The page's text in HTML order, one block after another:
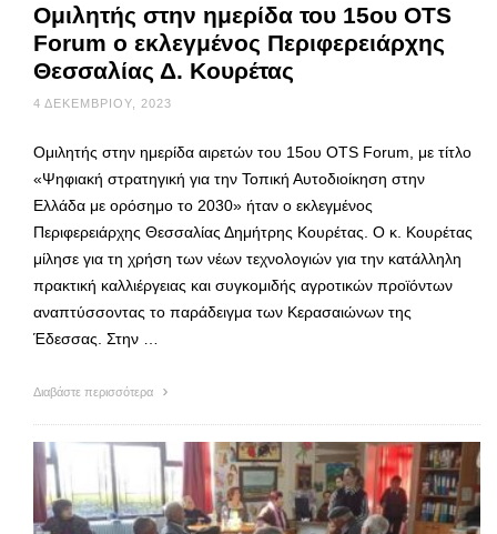
Ομιλητής στην ημερίδα του 15ου OTS
Forum ο εκλεγμένος Περιφερειάρχης
Θεσσαλίας Δ. Κουρέτας
4 ΔΕΚΕΜΒΡΊΟΥ, 2023
Ομιλητής στην ημερίδα αιρετών του 15ου OTS Forum, με τίτλο
«Ψηφιακή στρατηγική για την Τοπική Αυτοδιοίκηση στην
Ελλάδα με ορόσημο το 2030» ήταν ο εκλεγμένος
Περιφερειάρχης Θεσσαλίας Δημήτρης Κουρέτας. Ο κ. Κουρέτας
μίλησε για τη χρήση των νέων τεχνολογιών για την κατάλληλη
πρακτική καλλιέργειας και συγκομιδής αγροτικών προϊόντων
αναπτύσσοντας το παράδειγμα των Κερασαιώνων της
Έδεσσας. Στην …
Διαβάστε περισσότερα